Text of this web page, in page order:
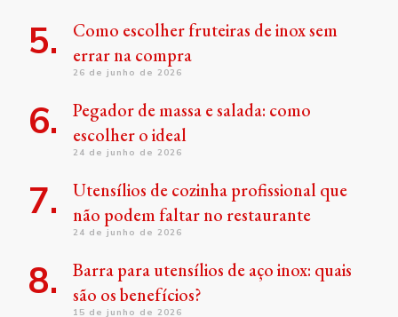
Como escolher fruteiras de inox sem
errar na compra
26 de junho de 2026
Pegador de massa e salada: como
escolher o ideal
24 de junho de 2026
Utensílios de cozinha profissional que
não podem faltar no restaurante
24 de junho de 2026
Barra para utensílios de aço inox: quais
são os benefícios?
15 de junho de 2026